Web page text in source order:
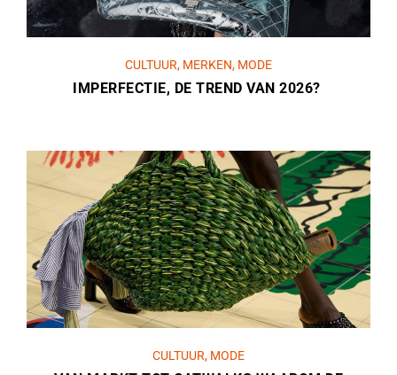
CULTUUR, MERKEN, MODE
IMPERFECTIE, DE TREND VAN 2026?
CULTUUR, MODE